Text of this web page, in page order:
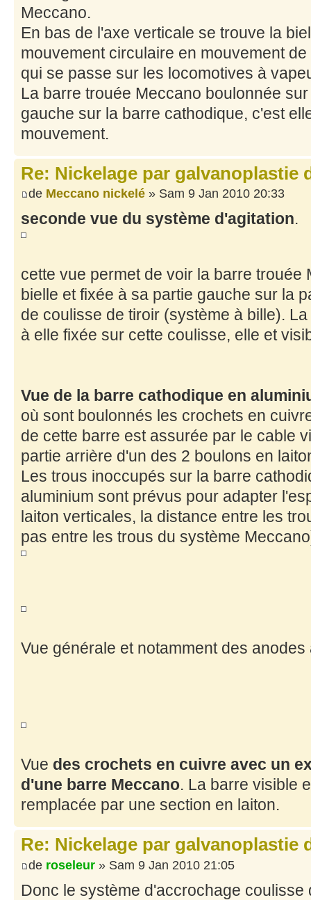
Meccano.
En bas de l'axe verticale se trouve la
mouvement circulaire en mouvement
qui se passe sur les locomotives à
La barre trouée Meccano boulonnée
gauche sur la barre cathodique, c'est
mouvement.
Re: Nickelage par galvanoplastie
de Meccano nickelé » Sam 9 Jan 2010 20:33
seconde vue du système d'agitation.
cette vue permet de voir la barre trouée
bielle et fixée à sa partie gauche sur la
de coulisse de tiroir (système à bille).
à elle fixée sur cette coulisse, elle et
Vue de la barre cathodique en
où sont boulonnés les crochets en
de cette barre est assurée par le cable
partie arrière d'un des 2 boulons en
Les trous inoccupés sur la barre
aluminium sont prévus pour adapter
laiton verticales, la distance entre les
pas entre les trous du système
Vue générale et notamment des
Vue des crochets en cuivre avec un
d'une barre Meccano. La barre visible
remplacée par une section en laiton.
Re: Nickelage par galvanoplastie
de roseleur » Sam 9 Jan 2010 21:05
Donc le système d'accrochage coulisse